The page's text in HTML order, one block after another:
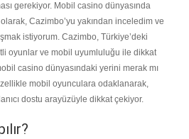
gerekiyor. Mobil casino dünyasında
Cazimbo’yu yakından inceledim ve
istiyorum. Cazimbo, Türkiye’deki
oyunlar ve mobil uyumluluğu ile dikkat
casino dünyasındaki yerini merak mı
mobil oyunculara odaklanarak,
dostu arayüzüyle dikkat çekiyor.